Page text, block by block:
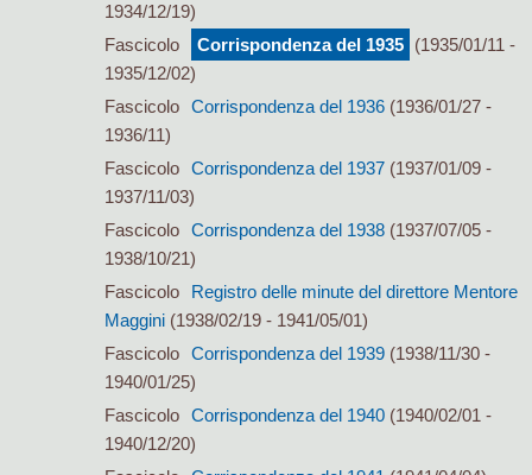
1934/12/19)
Fascicolo
Corrispondenza del 1935
(1935/01/11 -
1935/12/02)
Fascicolo
Corrispondenza del 1936(1936/01/27 -
1936/11)
Fascicolo
Corrispondenza del 1937(1937/01/09 -
1937/11/03)
Fascicolo
Corrispondenza del 1938(1937/07/05 -
1938/10/21)
Fascicolo
Registro delle minute del direttore Mentore
Maggini(1938/02/19 - 1941/05/01)
Fascicolo
Corrispondenza del 1939(1938/11/30 -
1940/01/25)
Fascicolo
Corrispondenza del 1940(1940/02/01 -
1940/12/20)